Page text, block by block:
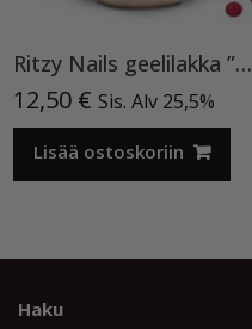
Ritzy Nails geelilakka ”Red Velvet” 45 TPO vapaa, 9 ml
12,50 € Sis. Alv 25,5%
Lisää ostoskoriin
Haku